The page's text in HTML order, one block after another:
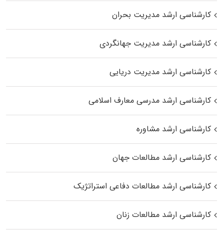
کارشناسی ارشد مدیریت بحران
کارشناسی ارشد مدیریت جهانگردی
کارشناسی ارشد مدیریت دریایی
کارشناسی ارشد مدرسی معارف اسلامی
کارشناسی ارشد مشاوره
کارشناسی ارشد مطالعات جهان
کارشناسی ارشد مطالعات دفاعی استراتژیک
کارشناسی ارشد مطالعات زنان